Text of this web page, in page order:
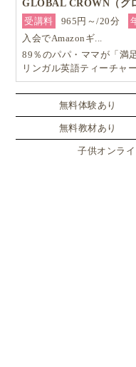
5歳のヨウコちゃんは
校に入学し、簡単な
読んでいるのは、 ORT
読めない単語が出て
と絵からヒントを
た。自分で絵本を読
うで、どんどん読ん
GLOBAL CROWN（グ
受講料
965円～/20分
入会でAmazonギ...
89％のパパ・ママが「満
リンガル英語ティーチャ
会話
無料体験あり
無料教材あり
子供オンラ